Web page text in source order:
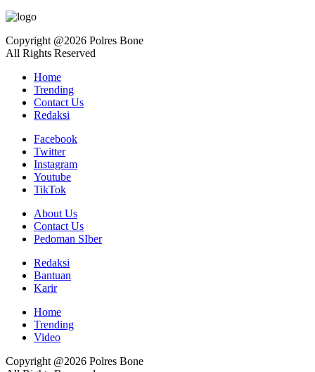
Copyright @2026 Polres Bone
All Rights Reserved
Home
Trending
Contact Us
Redaksi
Facebook
Twitter
Instagram
Youtube
TikTok
About Us
Contact Us
Pedoman SIber
Redaksi
Bantuan
Karir
Home
Trending
Video
Copyright @2026 Polres Bone